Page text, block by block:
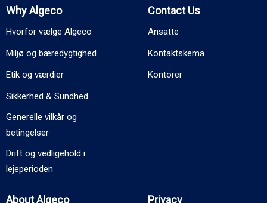
Why Algeco
Hvorfor vælge Algeco
Miljø og bæredygtighed
Etik og værdier
Sikkerhed & Sundhed
Generelle vilkår og
betingelser
Drift og vedligehold i
lejeperioden
Contact Us
Ansatte
Kontaktskema
Kontorer
About Algeco Privacy